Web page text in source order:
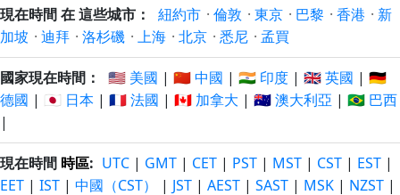
現在時間 在 這些城市： 紐約市 · 倫敦 · 東京 · 巴黎 · 香港 · 新
加坡 · 迪拜 · 洛杉磯 · 上海 · 北京 · 悉尼 · 孟買
國家現在時間： 🇺🇸 美國 | 🇨🇳 中國 | 🇮🇳 印度 | 🇬🇧 英國 | 🇩🇪
德國 | 🇯🇵 日本 | 🇫🇷 法國 | 🇨🇦 加拿大 | 🇦🇺 澳大利亞 | 🇧🇷 巴西
|
現在時間 時區: UTC | GMT | CET | PST | MST | CST | EST |
EET | IST | 中國（CST） | JST | AEST | SAST | MSK | NZST |